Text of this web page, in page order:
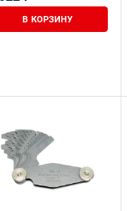
В КОРЗИНУ